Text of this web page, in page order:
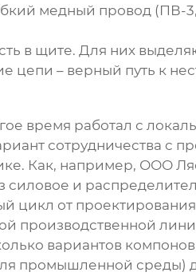
медный провод
в щите. Для них
– верный путь к
время работал с
сотрудничества с
Как, например, ООО
силовое и
цикл от проектирования
производственной
вариантов
промышленной